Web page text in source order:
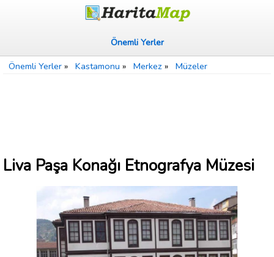
Önemli Yerler
Önemli Yerler » Kastamonu » Merkez » Müzeler
Liva Paşa Konağı Etnografya Müzesi